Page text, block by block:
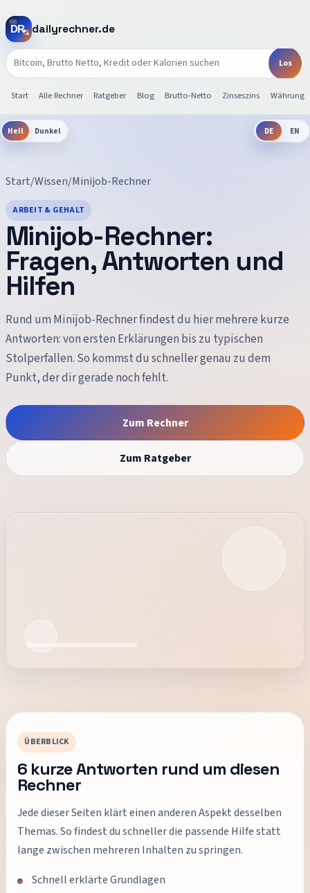
dailyrechner.de
Start Alle Rechner Ratgeber Blog Brutto-Netto Zinseszins
Hell Dunkel DE EN
Start/Wissen/Minijob-Rechner
ARBEIT & GEHALT
Minijob-Rechner:
Fragen, Antworten und
Hilfen
Rund um Minijob-Rechnerfindest du hier mehrere kurze
Antworten: von ersten Erklärungen bis zu typischen
Stolperfallen. So kommst du schneller genau zu dem
Punkt, der dir gerade noch fehlt.
Zum Rechner
Zum Ratgeber
ÜBERBLICK
6 kurze Antworten rund um diesen
Rechner
Jede dieser Seiten klärt einen anderen Aspekt desselben
Themas. So findest du schneller die passende Hilfe statt
lange zwischen mehreren Inhalten zu springen.
Schnell erklärte Grundlagen